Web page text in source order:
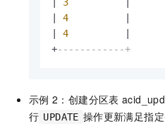
4
4
+------------+
示例 2：创建分区表
行 UPDATE 操作更新满足指